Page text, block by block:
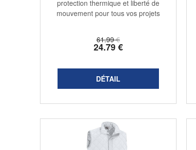
61.99 €
24.79€
protection thermique et liberté de
mouvement pour tous vos projets